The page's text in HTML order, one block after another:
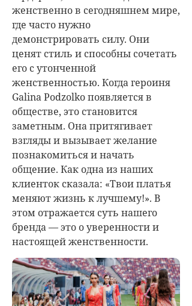
женственно в сегодняшнем мире,
где часто нужно
демонстрировать силу. Они
ценят стиль и способны сочетать
его с утонченной
женственностью. Когда героиня
Galina Podzolko появляется в
обществе, это становится
заметным. Она притягивает
взгляды и вызывает желание
познакомиться и начать
общение. Как одна из наших
клиенток сказала: «Твои платья
меняют жизнь к лучшему!». В
этом отражается суть нашего
бренда — это о уверенности и
настоящей женственности.